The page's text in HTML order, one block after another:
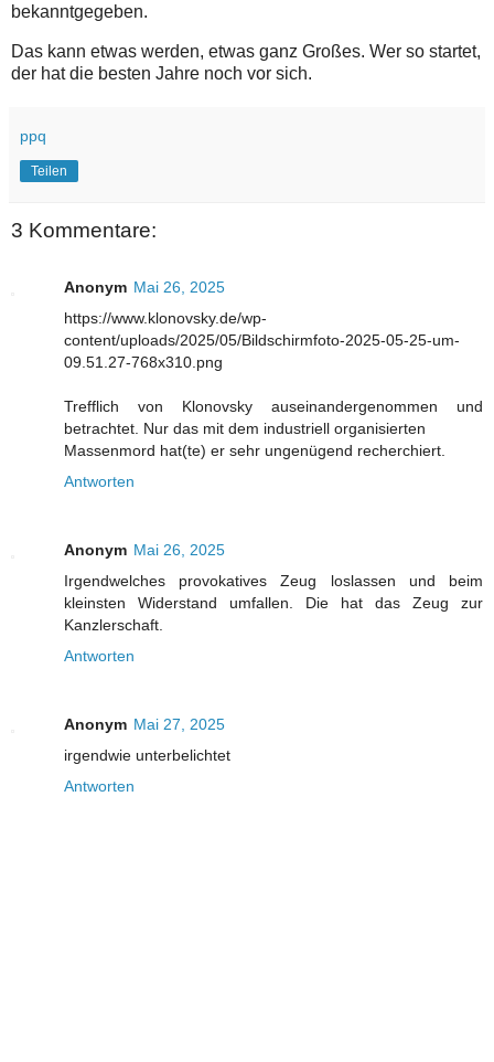
bekanntgegeben.
Das kann etwas werden, etwas ganz Großes. Wer so startet,
der hat die besten Jahre noch vor sich.
ppq
Teilen
3 Kommentare:
Anonym Mai 26, 2025
https://www.klonovsky.de/wp-
content/uploads/2025/05/Bildschirmfoto-2025-05-25-um-
09.51.27-768x310.png
Trefflich von Klonovsky auseinandergenommen und
betrachtet. Nur das mit dem industriell organisierten
Massenmord hat(te) er sehr ungenügend recherchiert.
Antworten
Anonym Mai 26, 2025
Irgendwelches provokatives Zeug loslassen und beim
kleinsten Widerstand umfallen. Die hat das Zeug zur
Kanzlerschaft.
Antworten
Anonym Mai 27, 2025
irgendwie unterbelichtet
Antworten